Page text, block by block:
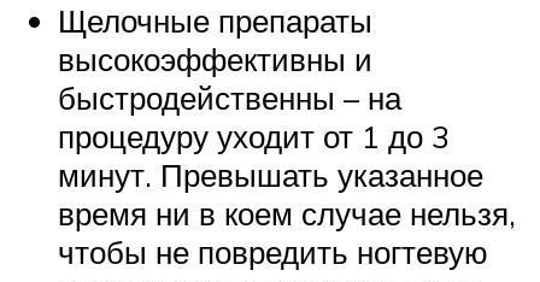
Щелочные препараты
высокоэффективны и
быстродейственны – на
процедуру уходит от 1 до 3
минут. Превышать указанное
время ни в коем случае нельзя,
чтобы не повредить ногтевую